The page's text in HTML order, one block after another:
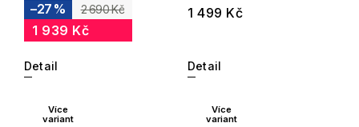
2 690 Kč
–27 %
1 939 Kč
Detail
1 499 Kč
Detail
Více
variant
Více
variant